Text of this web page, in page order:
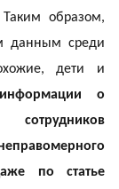
Таким образом,
данным среди
дети и
о
по статье